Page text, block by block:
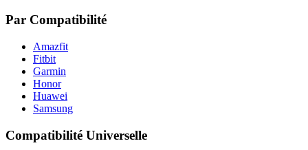
Par Compatibilité
Amazfit
Fitbit
Garmin
Honor
Huawei
Samsung
Compatibilité Universelle